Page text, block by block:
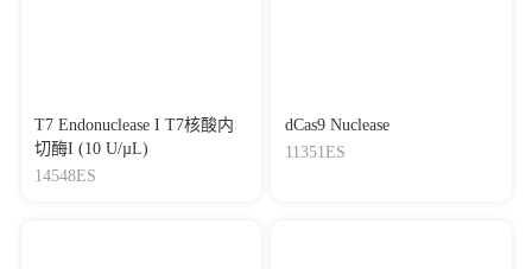
T7 Endonuclease I T7核酸内
切酶I (10 U/µL)
14548ES
dCas9 Nuclease
11351ES